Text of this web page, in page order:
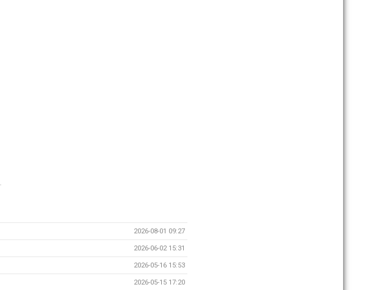
2026-08-01 09:27
2026-06-02 15:31
2026-05-16 15:53
2026-05-15 17:20